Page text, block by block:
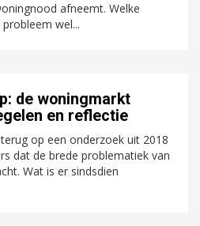
afneemt. Welke
wel...
de woningmarkt
en reflectie
op een onderzoek uit 2018
dat de brede problematiek van
Wat is er sindsdien